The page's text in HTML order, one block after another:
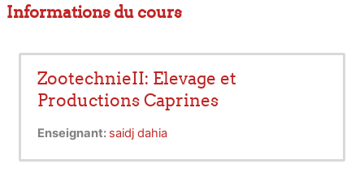
Informations du cours
ZootechnieII: Elevage et
Productions Caprines
Enseignant: saidj dahia